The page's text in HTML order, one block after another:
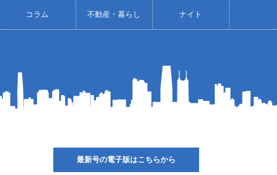
コラム 不動産・暮らし ナイト
最新号の電子版はこちらから